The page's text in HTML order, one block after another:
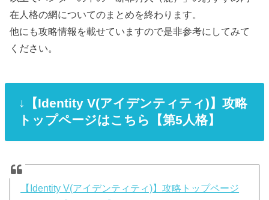
在人格の網についてのまとめを終わります。
他にも攻略情報を載せていますので是非参考にしてみて
ください。
↓【Identity V(アイデンティティ)】攻略
トップページはこちら【第5人格】
【Identity V(アイデンティティ)】攻略トップページ